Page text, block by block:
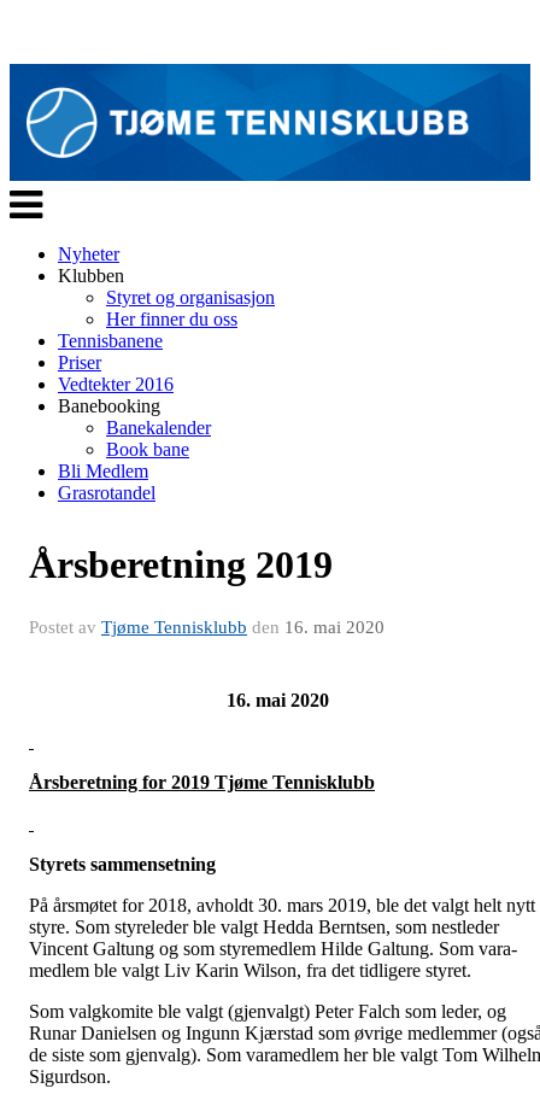
Veksle
navigasjon
Nyheter
Klubben
Styret og organisasjon
Her finner du oss
Tennisbanene
Priser
Vedtekter 2016
Banebooking
Banekalender
Book bane
Bli Medlem
Grasrotandel
Årsberetning 2019
Postet av Tjøme Tennisklubb den 16. mai 2020
16. mai 2020
Årsberetning for 2019 Tjøme Tennisklubb
Styrets sammensetning
På årsmøtet for 2018, avholdt 30. mars 2019, ble det valgt helt nytt
styre. Som styreleder ble valgt Hedda Berntsen, som nestleder
Vincent Galtung og som styremedlem Hilde Galtung. Som vara-
medlem ble valgt Liv Karin Wilson, fra det tidligere styret.
Som valgkomite ble valgt (gjenvalgt) Peter Falch som leder, og
Runar Danielsen og Ingunn Kjærstad som øvrige medlemmer
de siste som gjenvalg). Som varamedlem her ble valgt Tom
Sigurdson.